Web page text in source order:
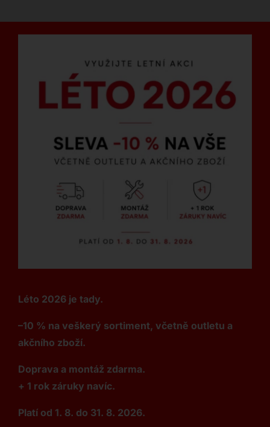
Léto 2026 je tady.
–10 % na veškerý sortiment, včetně outletu a
akčního zboží.
Doprava a montáž zdarma.
+ 1 rok záruky navíc.
Platí od 1. 8. do 31. 8. 2026.